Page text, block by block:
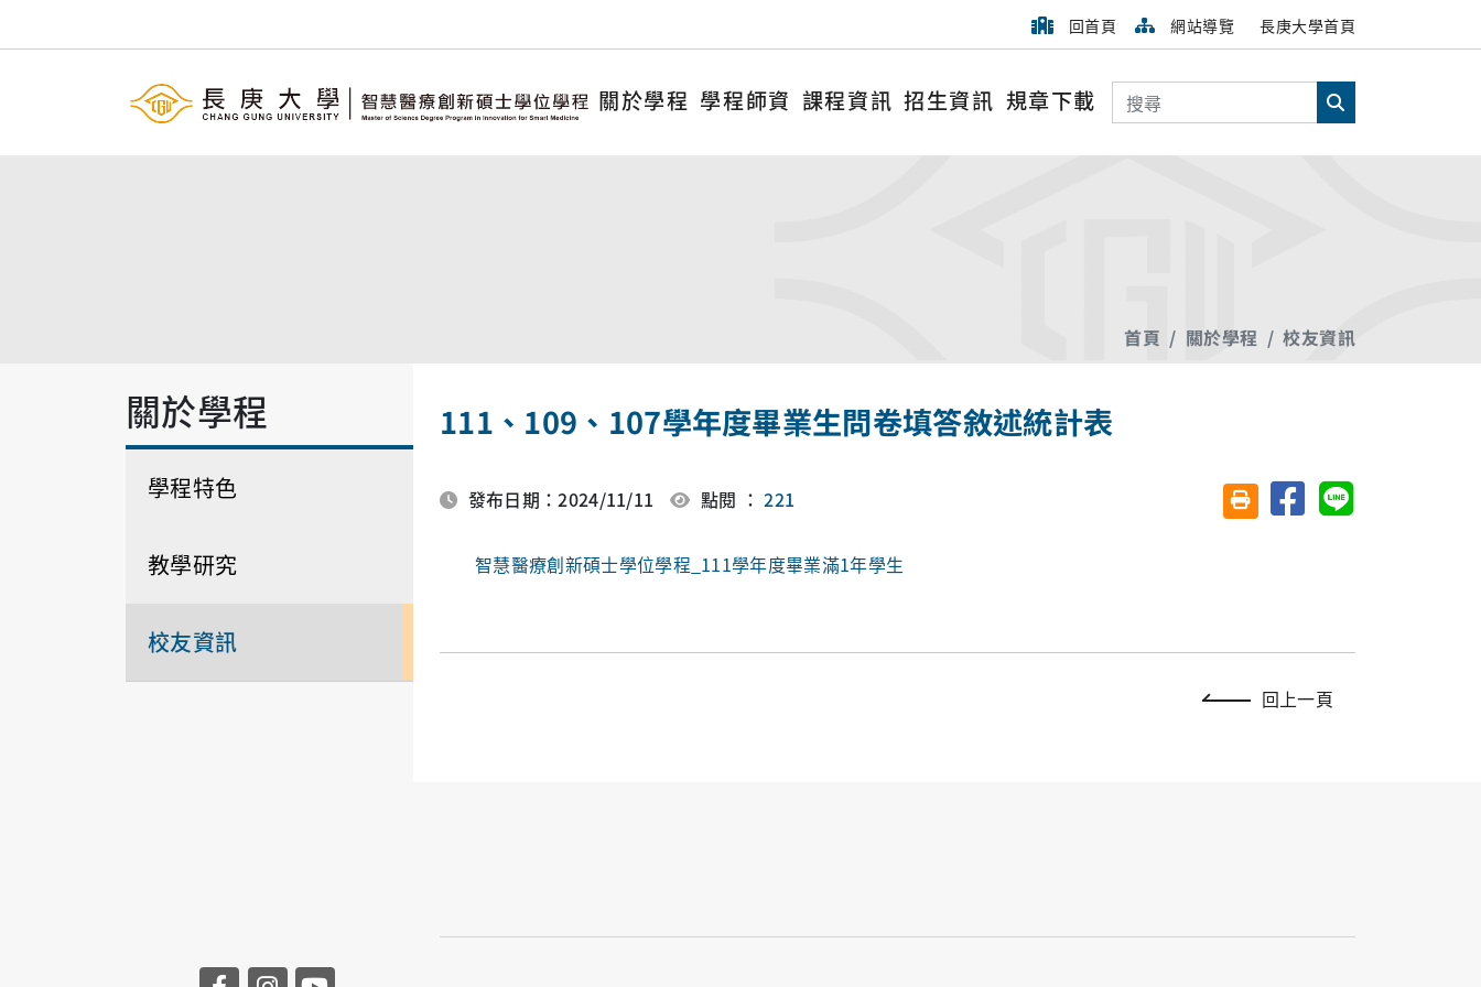
回首頁 網站導覽 長庚大學首頁
關於學程 學程師資 課程資訊 招生資訊 規章下載
搜尋
首頁 關於學程 校友資訊
關於學程
學程特色
教學研究
校友資訊
111、109、107學年度畢業生問卷填答敘述統計表
發布日期：2024/11/11 點閱 ：221 友善列印(另開視窗)
分享至臉書分享至 Line
智慧醫療創新碩士學位學程_111學年度畢業滿1年學生
回上一頁